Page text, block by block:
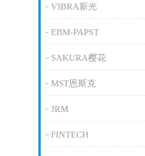
VIBRA新光
EBM-PAPST
SAKURA樱花
MST恩斯克
JRM
FINTECH